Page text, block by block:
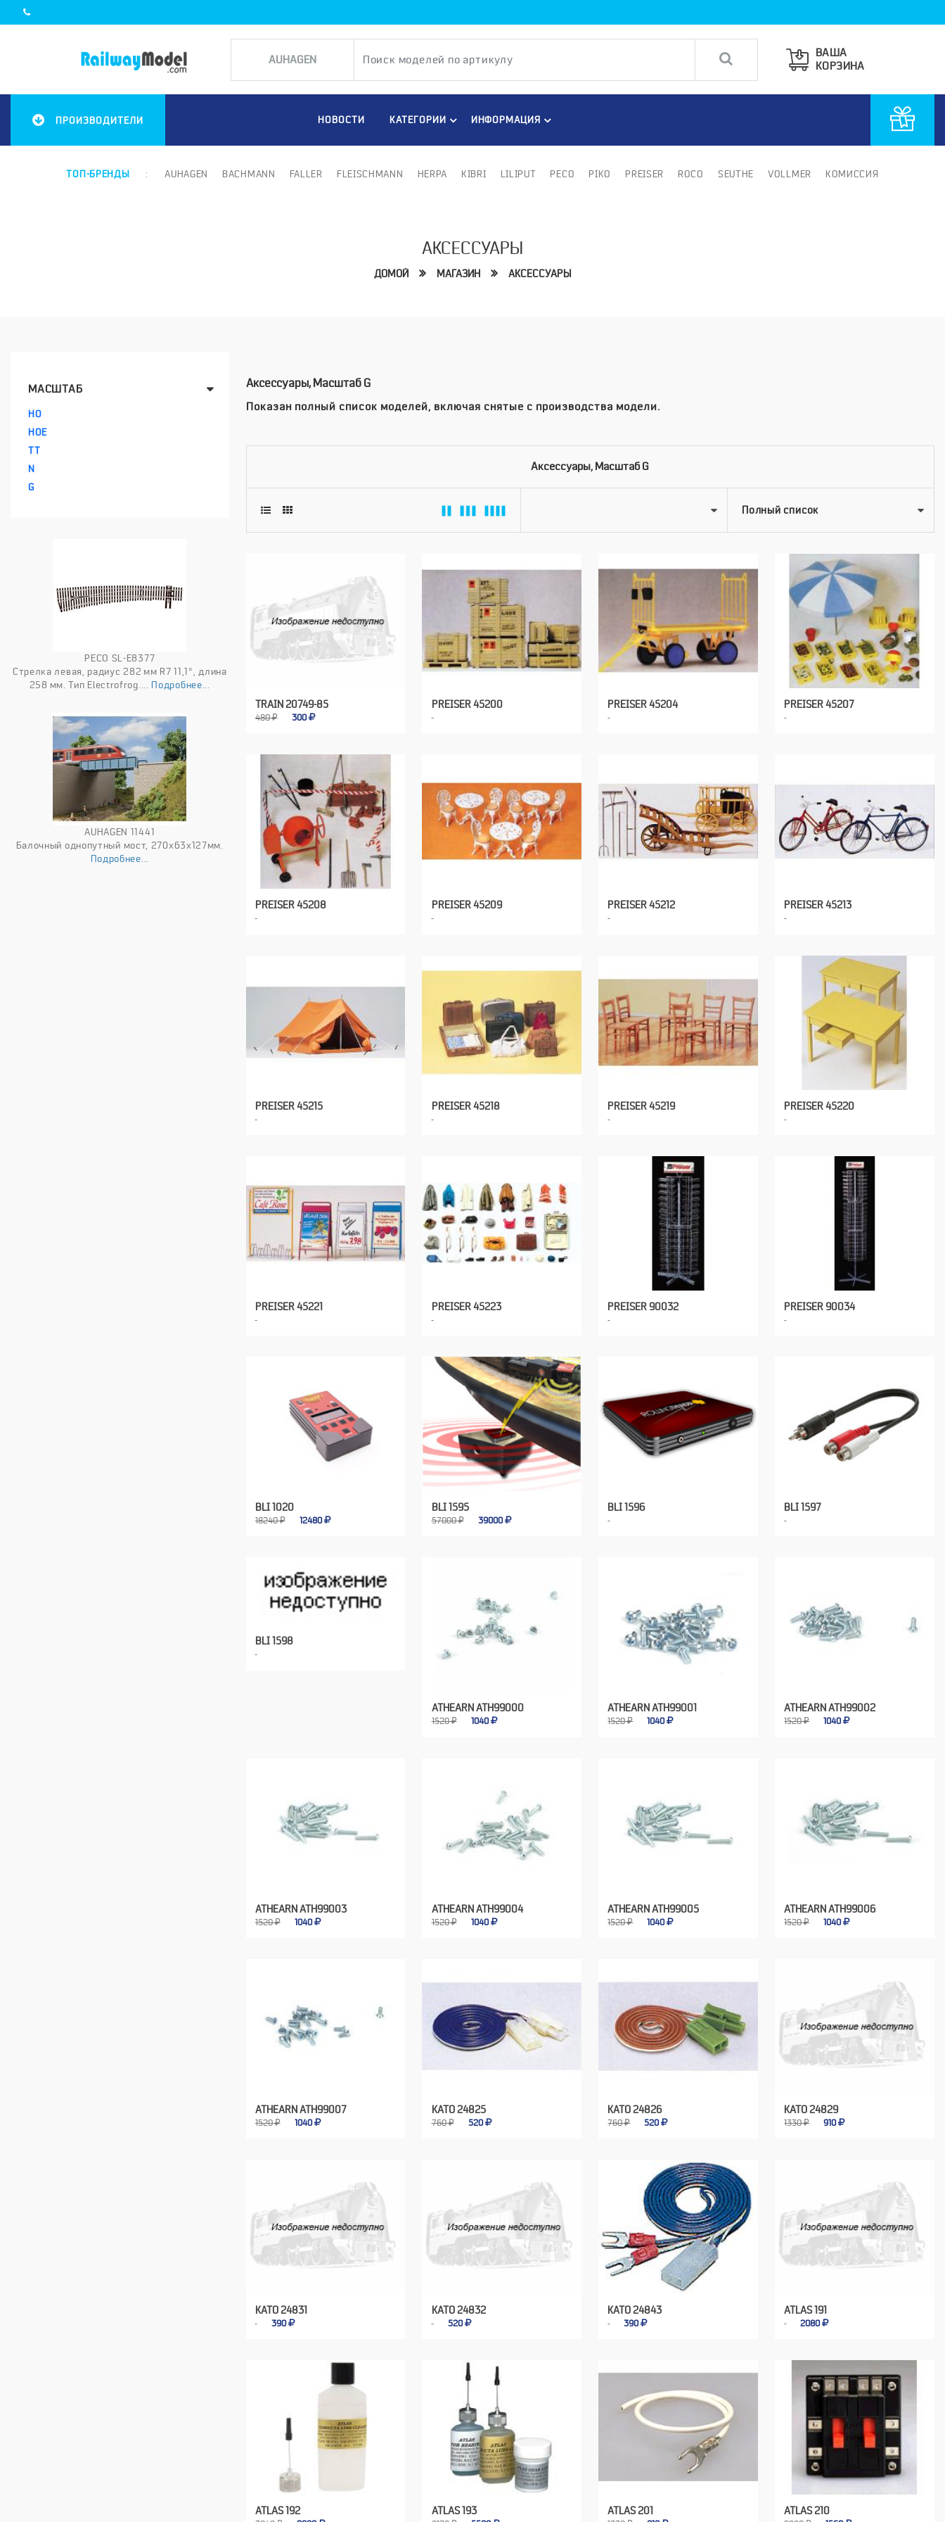
ВАША
КОРЗИНА
ПРОИЗВОДИТЕЛИ НОВОСТИ КАТЕГОРИИ ИНФОРМАЦИЯ
ТОП-БРЕНДЫ : AUHAGEN BACHMANN FALLER FLEISCHMANN HERPA KIBRI LILIPUT PECO PIKO PREISER ROCO SEUTHE VOLLMER КОМИССИЯ
АКСЕССУАРЫ
ДОМОЙ МАГАЗИН АКСЕССУАРЫ
МАСШТАБ
HO
HOE
TT
N
G
PECO SL-E8377
Стрелка левая, радиус 282 мм R7 11,1°, длина
258 мм. Тип Electrofrog....Подробнее...
AUHAGEN 11441
Балочный однопутный мост, 270x63x127мм.
Подробнее...
Аксессуары, Масштаб G
Показан полный список моделей, включая снятые с производства модели.
Аксессуары, Масштаб G
TRAIN 20749-85
480 ₽ 300
PREISER 45200 PREISER 45204 PREISER 45207
PREISER 45208 PREISER 45209 PREISER 45212 PREISER 45213
PREISER 45215 PREISER 45218 PREISER 45219 PREISER 45220
PREISER 45221 PREISER 45223 PREISER 90032 PREISER 90034
BLI 1020
18240 ₽ 12480
BLI 1595
57000 ₽ 39000
BLI 1596 BLI 1597
BLI 1598
ATHEARN ATH99000
1520 ₽ 1040
ATHEARN ATH99001
1520 ₽ 1040
ATHEARN ATH99002
1520 ₽ 1040
ATHEARN ATH99003
1520 ₽ 1040
ATHEARN ATH99004
1520 ₽ 1040
ATHEARN ATH99005
1520 ₽ 1040
ATHEARN ATH99006
1520 ₽ 1040
ATHEARN ATH99007
1520 ₽ 1040
KATO 24825
760 ₽ 520
KATO 24826
760 ₽ 520
KATO 24829
1330 ₽ 910
KATO 24831
390
KATO 24832
520
KATO 24843
390
ATLAS 191
2080
ATLAS 192 ATLAS 193 ATLAS 201 ATLAS 210